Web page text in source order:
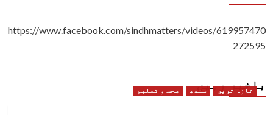
https://www.facebook.com/sindhmatters/videos/619957470
272595
باخبر رہیں
تازہ ترین سندھ صحت و تعلیم